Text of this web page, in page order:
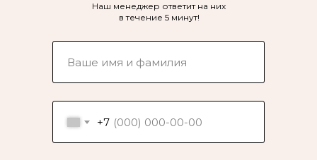
+7
Наш менеджер ответит на них
в течение 5 минут!